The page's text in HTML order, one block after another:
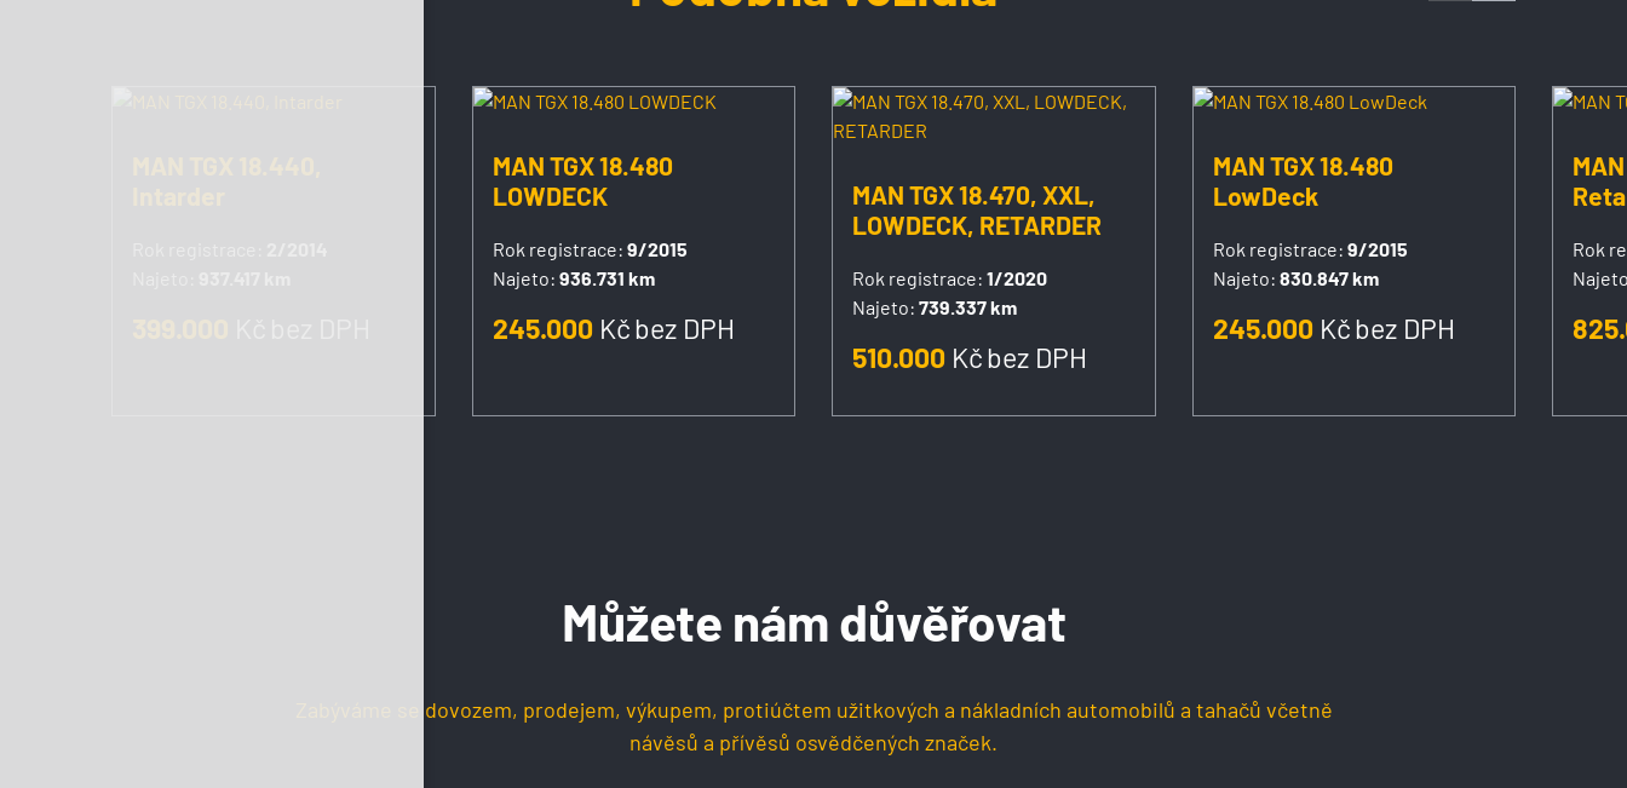
MAN TGX 18.480
LOWDECK
Rok registrace: 9/2015
Najeto: 936.731 km
245.000 Kčbez DPH
MAN TGX 18.470, XXL,
LOWDECK, RETARDER
Rok registrace: 1/2020
Najeto: 739.337 km
510.000 Kčbez DPH
MAN TGX 18.480
LowDeck
Rok registrace: 9/2015
Najeto: 830.847 km
245.000 Kčbez DPH
Rok
Můžete nám důvěřovat
Zabýváme se dovozem, prodejem, výkupem, protiúčtem užitkových a nákladních automobilů a tahačů včetně
návěsů a přívěsů osvědčených značek.